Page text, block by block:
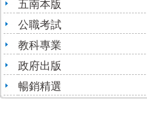
五南本版
公職考試
教科專業
政府出版
暢銷精選